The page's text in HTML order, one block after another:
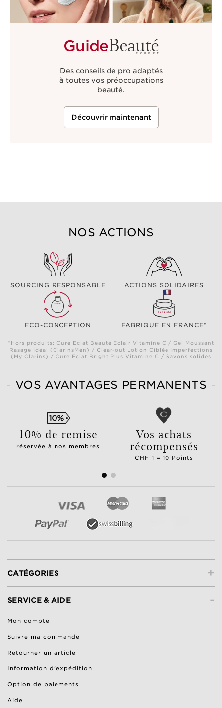
GuideBeauté
EXPERT
Des conseils de pro adaptés
à toutes vos préoccupations
beauté.
Découvrir maintenant
NOS ACTIONS
SOURCING RESPONSABLE ACTIONS SOLIDAIRES
ECO-CONCEPTION FABRIQUE EN FRANCE*
*Hors produits: Cure Eclat Beauté Eclair Vitamine C / Gel Moussant
Rasage Idéal (ClarinsMen) / Clear-out Lotion Ciblée Imperfections
(My Clarins) / Cure Eclat Bright Plus Vitamine C / Savons solides
VOS AVANTAGES PERMANENTS
10% de remise
réservée à nos membres
Vos achats
récompensés
CHF 1 = 10 Points
+
CATÉGORIES
-
SERVICE & AIDE
Mon compte
Suivre ma commande
Retourner un article
Information d'expédition
Option de paiements
Aide